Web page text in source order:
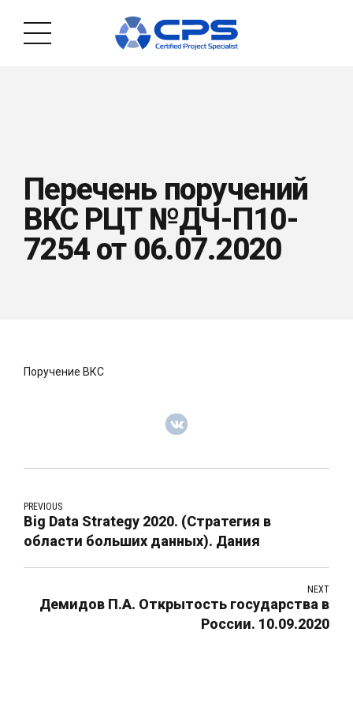
Перечень поручений
ВКС РЦТ №ДЧ-П10-
7254 от 06.07.2020
Поручение ВКС
PREVIOUS
Big Data Strategy 2020. (Стратегия в
области больших данных). Дания
NEXT
Демидов П.А. Открытость государства в
России. 10.09.2020